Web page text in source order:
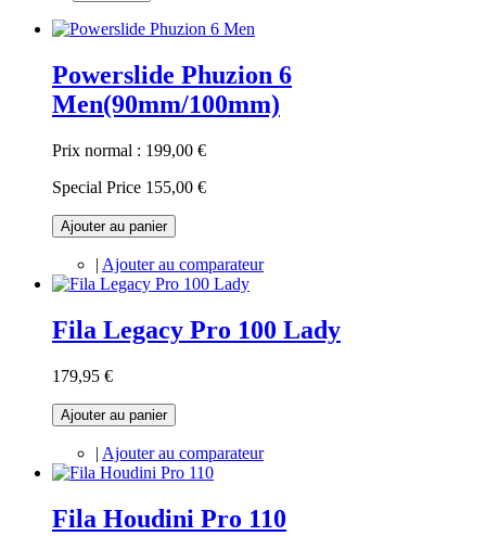
Powerslide Phuzion 6
Men(90mm/100mm)
Prix normal : 199,00 €
Special Price 155,00 €
Ajouter au panier
| Ajouter au comparateur
Fila Legacy Pro 100 Lady
179,95 €
Ajouter au panier
| Ajouter au comparateur
Fila Houdini Pro 110